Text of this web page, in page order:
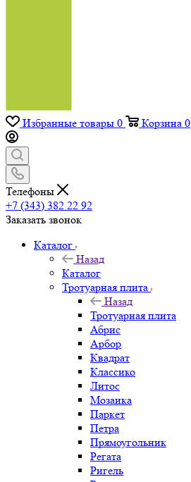
Избранные товары 0 Корзина 0
Телефоны
+7 (343) 382 22 92
Заказать звонок
Каталог
Назад
Каталог
Тротуарная плита
Назад
Тротуарная плита
Абрис
Арбор
Квадрат
Классико
Литос
Мозаика
Паркет
Петра
Прямоугольник
Регата
Ригель